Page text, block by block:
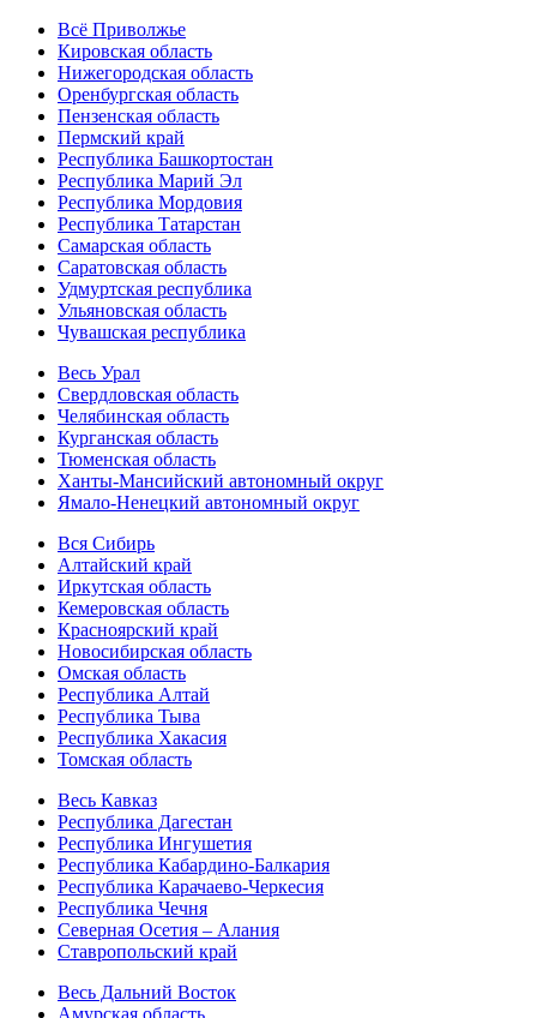
Всё Приволжье
Кировская область
Нижегородская область
Оренбургская область
Пензенская область
Пермский край
Республика Башкортостан
Республика Марий Эл
Республика Мордовия
Республика Татарстан
Самарская область
Саратовская область
Удмуртская республика
Ульяновская область
Чувашская республика
Весь Урал
Свердловская область
Челябинская область
Курганская область
Тюменская область
Ханты-Мансийский автономный округ
Ямало-Ненецкий автономный округ
Вся Сибирь
Алтайский край
Иркутская область
Кемеровская область
Красноярский край
Новосибирская область
Омская область
Республика Алтай
Республика Тыва
Республика Хакасия
Томская область
Весь Кавказ
Республика Дагестан
Республика Ингушетия
Республика Кабардино-Балкария
Республика Карачаево-Черкесия
Республика Чечня
Северная Осетия – Алания
Ставропольский край
Весь Дальний Восток
Амурская область